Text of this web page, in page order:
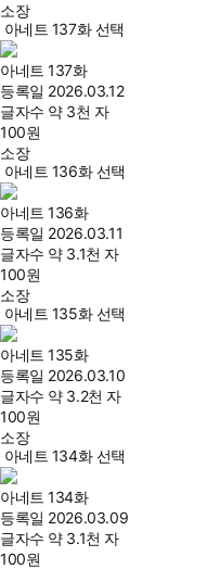
소장
아네트 137화 선택
아네트 137화
등록일 2026.03.12
글자수 약 3천 자
100원
소장
아네트 136화 선택
아네트 136화
등록일 2026.03.11
글자수 약 3.1천 자
100원
소장
아네트 135화 선택
아네트 135화
등록일 2026.03.10
글자수 약 3.2천 자
100원
소장
아네트 134화 선택
아네트 134화
등록일 2026.03.09
글자수 약 3.1천 자
100원